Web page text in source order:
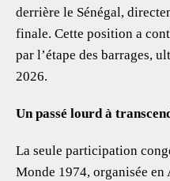
derrière le Sénégal,
finale. Cette position a
par l’étape des barrages,
2026.
Un passé lourd à
La seule participation
Monde 1974, organisée en